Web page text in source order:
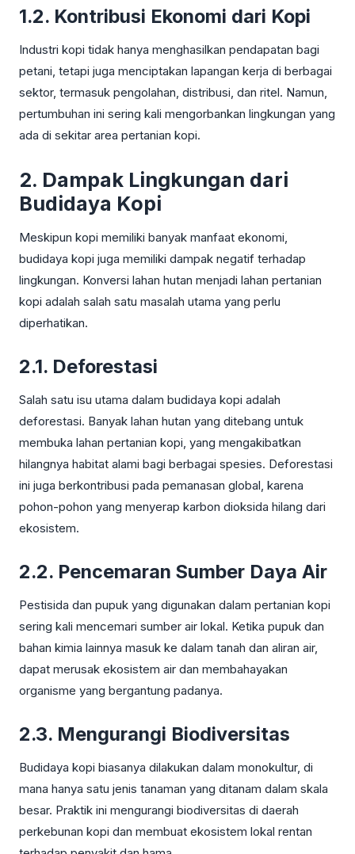
1.2. Kontribusi Ekonomi dari Kopi
Industri kopi tidak hanya menghasilkan pendapatan bagi
petani, tetapi juga menciptakan lapangan kerja di berbagai
sektor, termasuk pengolahan, distribusi, dan ritel. Namun,
pertumbuhan ini sering kali mengorbankan lingkungan yang
ada di sekitar area pertanian kopi.
2. Dampak Lingkungan dari
Budidaya Kopi
Meskipun kopi memiliki banyak manfaat ekonomi,
budidaya kopi juga memiliki dampak negatif terhadap
lingkungan. Konversi lahan hutan menjadi lahan pertanian
kopi adalah salah satu masalah utama yang perlu
diperhatikan.
2.1. Deforestasi
Salah satu isu utama dalam budidaya kopi adalah
deforestasi. Banyak lahan hutan yang ditebang untuk
membuka lahan pertanian kopi, yang mengakibatkan
hilangnya habitat alami bagi berbagai spesies. Deforestasi
ini juga berkontribusi pada pemanasan global, karena
pohon-pohon yang menyerap karbon dioksida hilang dari
ekosistem.
2.2. Pencemaran Sumber Daya Air
Pestisida dan pupuk yang digunakan dalam pertanian kopi
sering kali mencemari sumber air lokal. Ketika pupuk dan
bahan kimia lainnya masuk ke dalam tanah dan aliran air,
dapat merusak ekosistem air dan membahayakan
organisme yang bergantung padanya.
2.3. Mengurangi Biodiversitas
Budidaya kopi biasanya dilakukan dalam monokultur, di
mana hanya satu jenis tanaman yang ditanam dalam skala
besar. Praktik ini mengurangi biodiversitas di daerah
perkebunan kopi dan membuat ekosistem lokal rentan